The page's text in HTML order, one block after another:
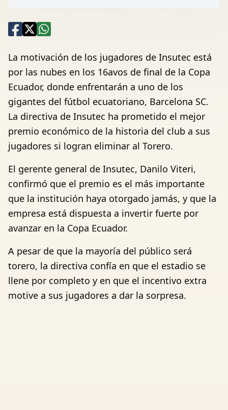
La motivación de los jugadores de Insutec está
por las nubes en los 16avos de final de la Copa
Ecuador, donde enfrentarán a uno de los
gigantes del fútbol ecuatoriano, Barcelona SC.
La directiva de Insutec ha prometido el mejor
premio económico de la historia del club a sus
jugadores si logran eliminar al Torero.
El gerente general de Insutec, Danilo Viteri,
confirmó que el premio es el más importante
que la institución haya otorgado jamás, y que la
empresa está dispuesta a invertir fuerte por
avanzar en la Copa Ecuador.
A pesar de que la mayoría del público será
torero, la directiva confía en que el estadio se
llene por completo y en que el incentivo extra
motive a sus jugadores a dar la sorpresa.